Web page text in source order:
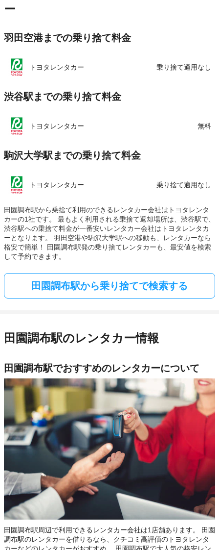
この店舗でレンタカーを探す
ー
羽田空港までの乗り捨て料金
トヨタレンタカー 乗り捨て適用なし
渋谷駅までの乗り捨て料金
トヨタレンタカー 無料
駒沢大学駅までの乗り捨て料金
トヨタレンタカー 乗り捨て適用なし
田園調布駅から乗捨て利用のできるレンタカー会社はトヨタレンタ
カーの1社です。 最もよく利用される乗捨て返却場所は、渋谷駅で、
渋谷駅への乗捨て料金が一番安いレンタカー会社はトヨタレンタカ
ーとなります。 羽田空港や駒沢大学駅への移動も、レンタカーなら
格安で簡単！ 田園調布駅発の乗り捨てレンタカーも、最安値を検索
して予約できます。
田園調布駅から乗り捨てで検索する
田園調布駅のレンタカー情報
田園調布駅でおすすめのレンタカーについて
田園調布駅周辺で利用できるレンタカー会社は1店舗あります。 田園
調布駅のレンタカーを借りるなら、クチコミ高評価のトヨタレンタ
カーなどのレンタカーがおすすめ。 田園調布駅で大人気の格安レン